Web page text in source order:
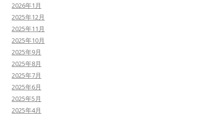
2026年1月
2025年12月
2025年11月
2025年10月
2025年9月
2025年8月
2025年7月
2025年6月
2025年5月
2025年4月